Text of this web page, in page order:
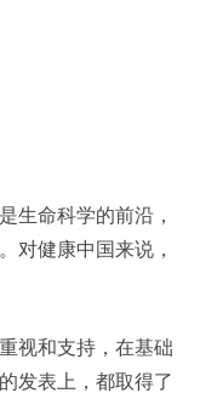
生命科学的前沿，
对健康中国来说，
视和支持，在基础
发表上，都取得了